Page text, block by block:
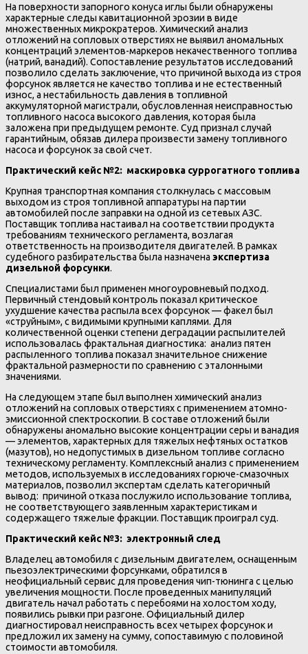
На поверхности запорного конуса иглы были обнаружены
характерные следы кавитационной эрозии в виде
множественных микрократеров. Химический анализ
отложений на сопловых отверстиях не выявил аномальных
концентраций элементов-маркеров некачественного топлива
(натрий, ванадий). Сопоставление результатов исследований
позволило сделать заключение, что причиной выхода из строя
форсунок является не качество топлива и не естественный
износ, а нестабильность давления в топливной
аккумуляторной магистрали, обусловленная неисправностью
топливного насоса высокого давления, которая была
заложена при предыдущем ремонте. Суд признал случай
гарантийным, обязав дилера произвести замену топливного
насоса и форсунок за свой счет.
Практический кейс №2: маскировка суррогатного топлива
Крупная транспортная компания столкнулась с массовым
выходом из строя топливной аппаратуры на партии
автомобилей после заправки на одной из сетевых АЗС.
Поставщик топлива настаивал на соответствии продукта
требованиям технического регламента, возлагая
ответственность на производителя двигателей. В рамках
судебного разбирательства была назначена экспертиза
дизельной форсунки.
Специалистами был применен многоуровневый подход.
Первичный стендовый контроль показал критическое
ухудшение качества распыла всех форсунок — факел был
«струйным», с видимыми крупными каплями. Для
количественной оценки степени деградации распылителей
использовалась фрактальная диагностика: анализ пятен
распыленного топлива показал значительное снижение
фрактальной размерности по сравнению с эталонными
значениями.
На следующем этапе был выполнен химический анализ
отложений на сопловых отверстиях с применением атомно-
эмиссионной спектроскопии. В составе отложений были
обнаружены аномально высокие концентрации серы и ванадия
— элементов, характерных для тяжелых нефтяных остатков
(мазутов), но недопустимых в дизельном топливе согласно
техническому регламенту. Комплексный анализ с применением
методов, используемых в исследованиях горюче-смазочных
материалов, позволил экспертам сделать категоричный
вывод: причиной отказа послужило использование топлива,
не соответствующего заявленным характеристикам и
содержащего тяжелые фракции. Поставщик проиграл суд.
Практический кейс №3: электронный след
Владелец автомобиля с дизельным двигателем, оснащенным
пьезоэлектрическими форсунками, обратился в
неофициальный сервис для проведения чип-тюнинга с целью
увеличения мощности. После проведенных манипуляций
двигатель начал работать с перебоями на холостом ходу,
появились рывки при разгоне. Официальный дилер
диагностировал неисправность всех четырех форсунок и
предложил их замену на сумму, сопоставимую с половиной
стоимости автомобиля.